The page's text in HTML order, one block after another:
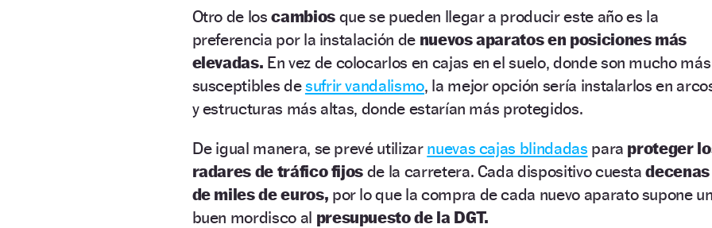
Otro de loscambiosque se pueden llegar a producir este año es la
preferencia por la instalación denuevos aparatos en posiciones más
elevadas. En vez de colocarlos en cajas en el suelo, donde son mucho más
susceptibles desufrir vandalismo, la mejor opción sería instalarlos en
y estructuras más altas, donde estarían más protegidos.
De igual manera, se prevé utilizar nuevas cajas blindadas para proteger
radares de tráfico fijos de la carretera. Cada dispositivo cuestadecenas
de miles de euros, por lo que la compra de cada nuevo aparato supone
buen mordisco al presupuesto de la DGT.